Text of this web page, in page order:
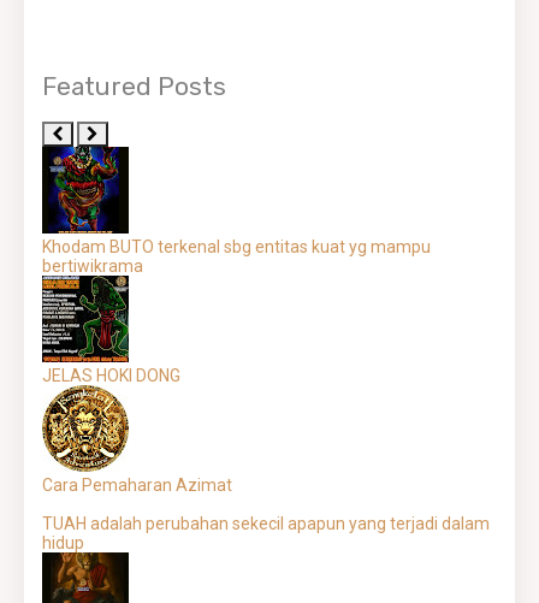
Featured Posts
Khodam BUTO terkenal sbg entitas kuat yg mampu
bertiwikrama
JELAS HOKI DONG
Cara Pemaharan Azimat
TUAH adalah perubahan sekecil apapun yang terjadi dalam
hidup